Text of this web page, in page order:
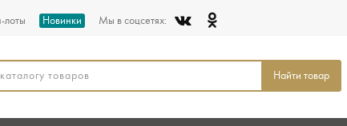
лоты Новинки Мы в соцсетях:
Найти товар